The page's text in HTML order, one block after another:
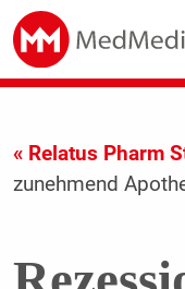
« Relatus Pharm
zunehmend